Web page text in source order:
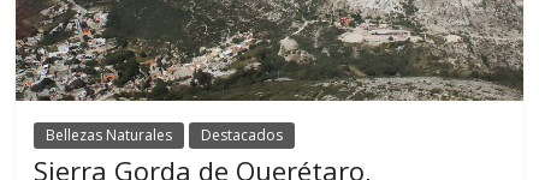
Bellezas Naturales Destacados
Sierra Gorda de Querétaro,